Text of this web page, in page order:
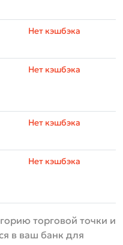
Нет кэшбэка
Нет кэшбэка
Нет кэшбэка
Нет кэшбэка
торговой точки и
в ваш банк для